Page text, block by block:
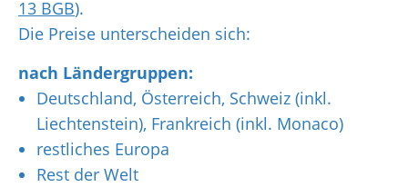
13 BGB).
Die Preise unterscheiden sich:
nach Ländergruppen:
Deutschland, Österreich, Schweiz (inkl.
Liechtenstein), Frankreich (inkl. Monaco)
restliches Europa
Rest der Welt